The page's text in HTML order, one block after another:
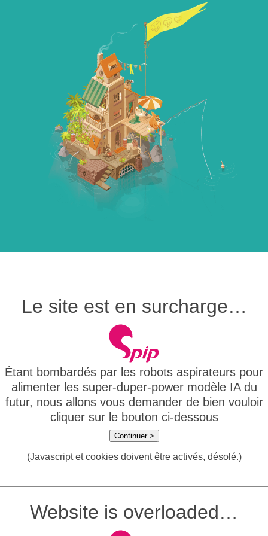
Le site est en surcharge…
Étant bombardés par les robots aspirateurs pour
alimenter les super-duper-power modèle IA du
futur, nous allons vous demander de bien vouloir
cliquer sur le bouton ci-dessous
Continuer >
(Javascript et cookies doivent être activés, désolé.)
Website is overloaded…